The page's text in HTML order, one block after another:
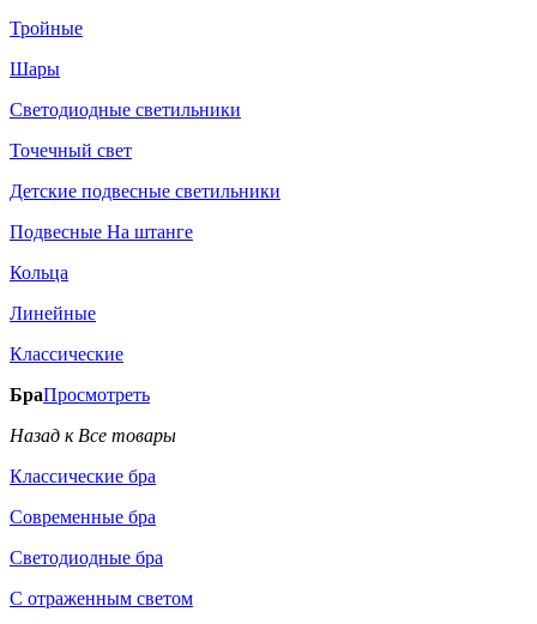
Тройные
Шары
Светодиодные светильники
Точечный свет
Детские подвесные светильники
Подвесные На штанге
Кольца
Линейные
Классические
БраПросмотреть
Назад к Все товары
Классические бра
Современные бра
Светодиодные бра
С отраженным светом